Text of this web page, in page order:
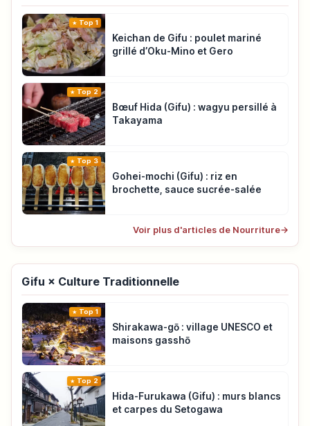
Top 1
Keichan de Gifu : poulet mariné
grillé d’Oku-Mino et Gero
Top 2
Bœuf Hida (Gifu) : wagyu persillé à
Takayama
Top 3
Gohei-mochi (Gifu) : riz en
brochette, sauce sucrée-salée
Voir plus d'articles de Nourriture→
Gifu × Culture Traditionnelle
Top 1
Shirakawa-gō : village UNESCO et
maisons gasshō
Top 2
Hida-Furukawa (Gifu) : murs blancs
et carpes du Setogawa